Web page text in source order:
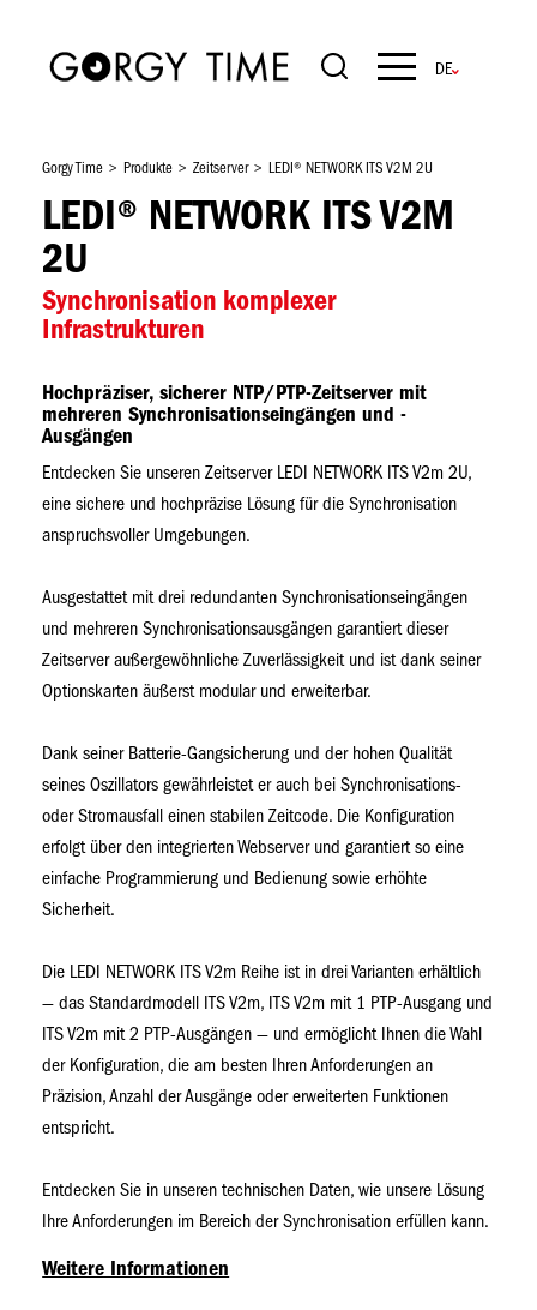
Navigation
Gorgy Time Produkte Zeitserver LEDI® NETWORK ITS V2M 2U
LEDI® NETWORK ITS V2M
2U
Synchronisation komplexer
Infrastrukturen
Hochpräziser, sicherer NTP/PTP-Zeitserver mit
mehreren Synchronisationseingängen und -
Ausgängen
Entdecken Sie unseren Zeitserver LEDI NETWORK ITS V2m 2U,
eine sichere und hochpräzise Lösung für die Synchronisation
anspruchsvoller Umgebungen.
Ausgestattet mit drei redundanten Synchronisationseingängen
und mehreren Synchronisationsausgängen garantiert dieser
Zeitserver außergewöhnliche Zuverlässigkeit und ist dank seiner
Optionskarten äußerst modular und erweiterbar.
Dank seiner Batterie-Gangsicherung und der hohen Qualität
seines Oszillators gewährleistet er auch bei Synchronisations-
oder Stromausfall einen stabilen Zeitcode. Die Konfiguration
erfolgt über den integrierten Webserver und garantiert so eine
einfache Programmierung und Bedienung sowie erhöhte
Sicherheit.
Die LEDI NETWORK ITS V2m Reihe ist in drei Varianten erhältlich
— das Standardmodell ITS V2m, ITS V2m mit 1 PTP-Ausgang und
ITS V2m mit 2 PTP-Ausgängen — und ermöglicht Ihnen die Wahl
der Konfiguration, die am besten Ihren Anforderungen an
Präzision, Anzahl der Ausgänge oder erweiterten Funktionen
entspricht.
Entdecken Sie in unseren technischen Daten, wie unsere Lösung
Ihre Anforderungen im Bereich der Synchronisation erfüllen kann.
Weitere Informationen